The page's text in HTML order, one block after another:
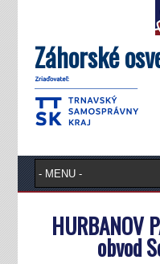
Záhorské
HURBANOV
obvod